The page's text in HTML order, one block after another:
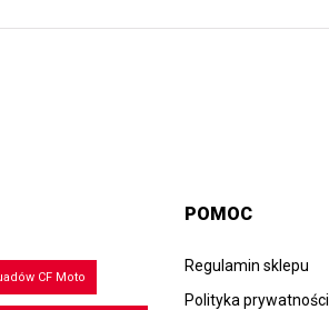
CF Moto
POMOC
Regulamin sklepu
Polityka prywatności